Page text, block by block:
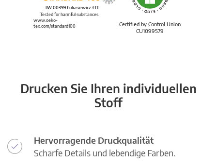
Certified by Control Union
CU1099579
IW 00399 Łukasiewicz-ŁIT
Tested for harmful substances.
www.oeko-
tex.com/standard100
Drucken Sie Ihren individuellen
Stoff
Hervorragende Druckqualität
Scharfe Details und lebendige Farben.